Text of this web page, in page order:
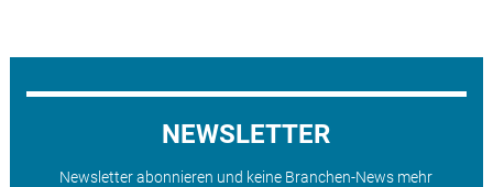
NEWSLETTER
Newsletter abonnieren und keine Branchen-News mehr